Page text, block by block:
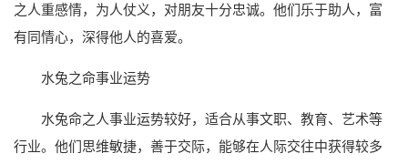
之人重感情，为人仗义，对朋友十分忠诚。他们乐于助人，富
有同情心，深得他人的喜爱。
水兔之命事业运势
水兔命之人事业运势较好，适合从事文职、教育、艺术等
行业。他们思维敏捷，善于交际，能够在人际交往中获得较多